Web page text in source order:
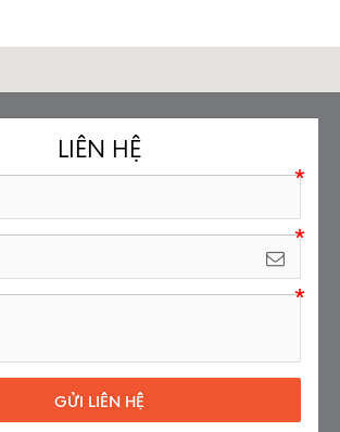
LIÊN HỆ
GỬI LIÊN HỆ